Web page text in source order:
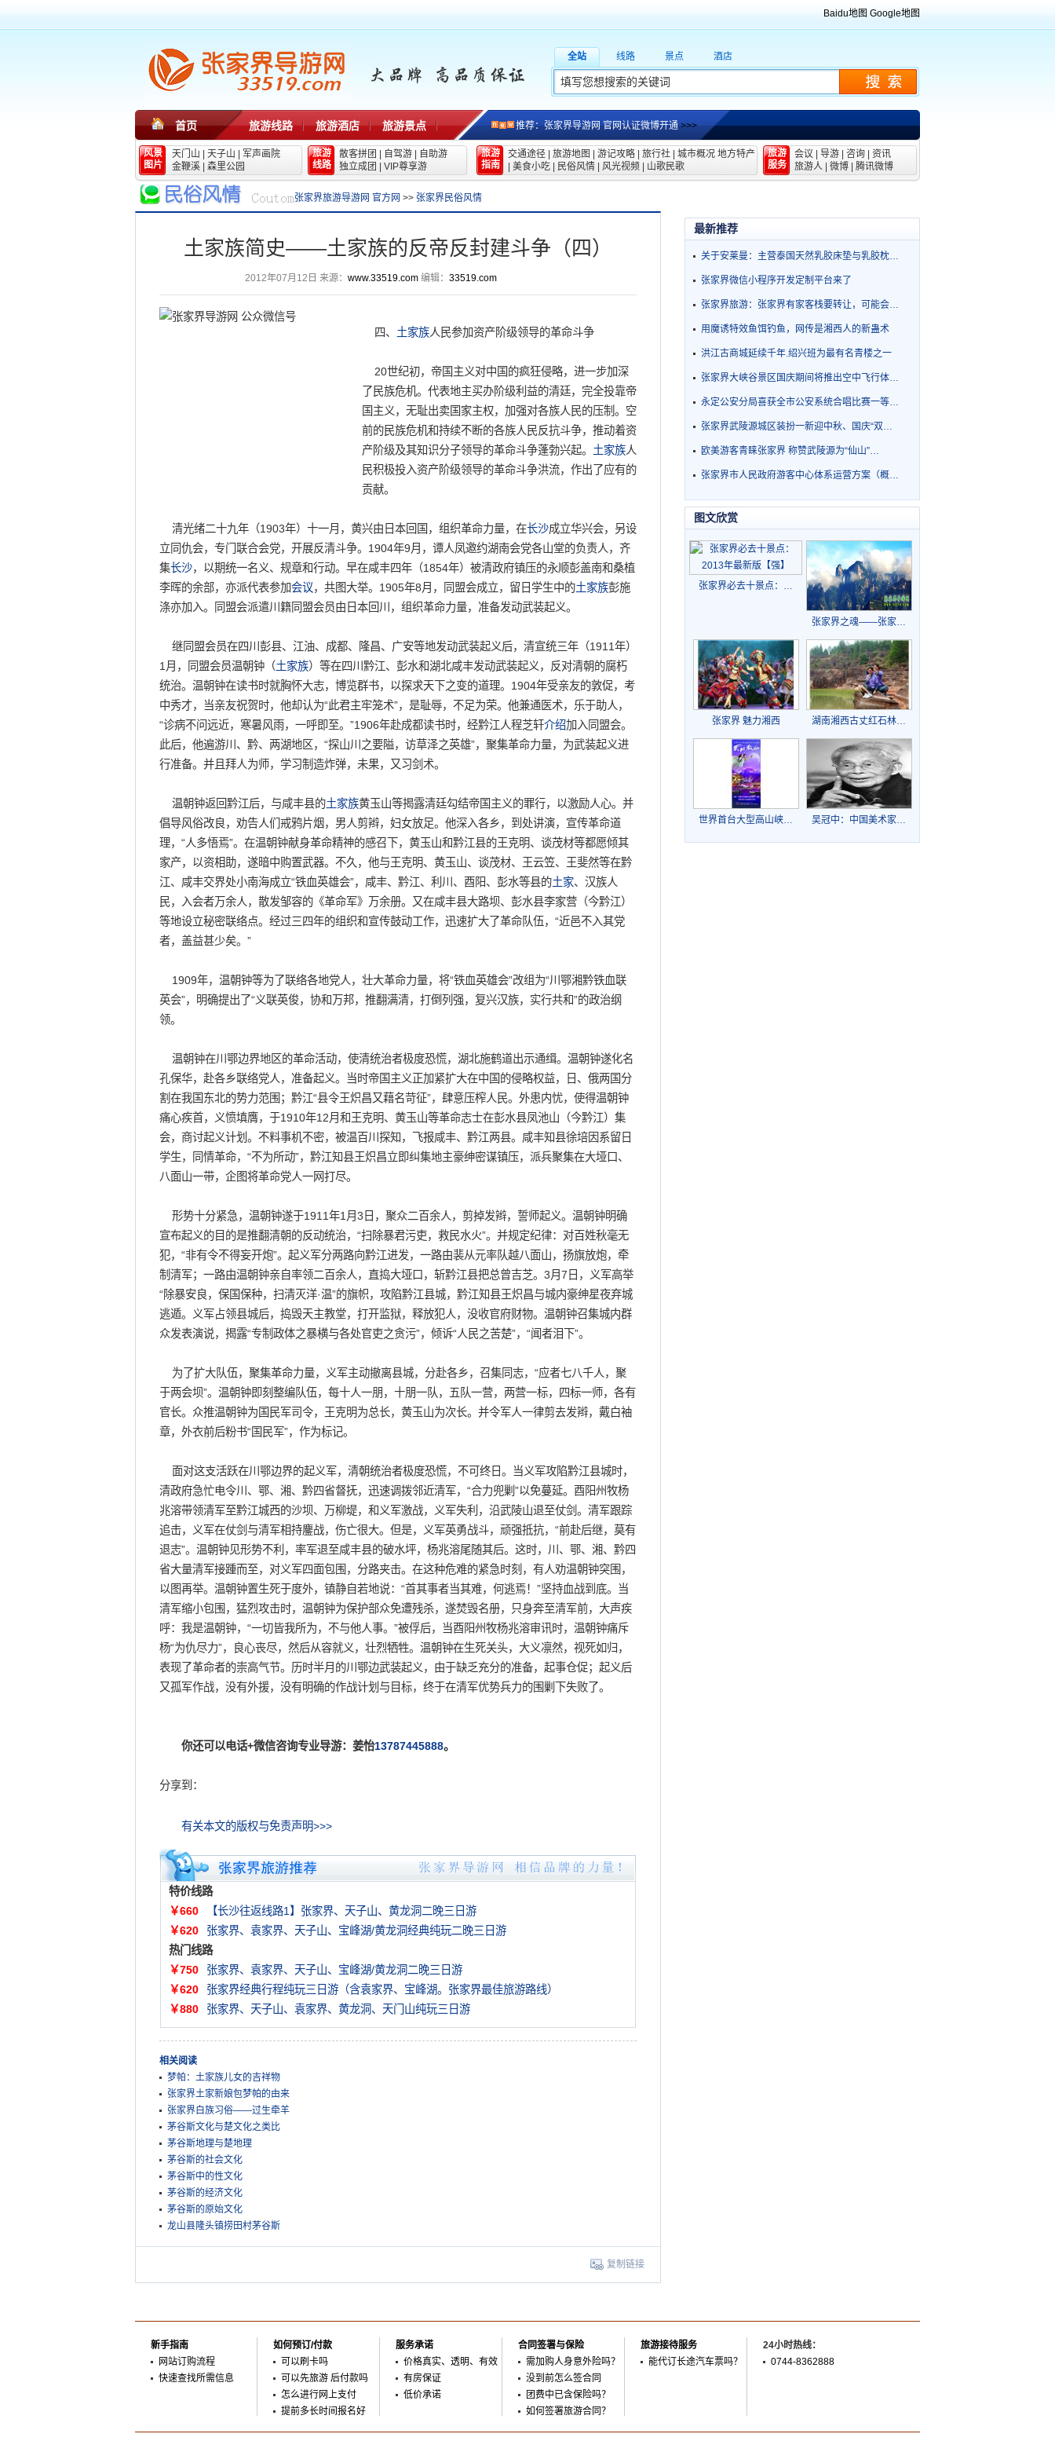
Baidu地图 Google地图
全站 线路 景点 酒店
首页 旅游线路 旅游酒店 旅游景点 推荐：张家界导游网 官网认证微博开通>>>
风景
图片
天门山 天子山
军声画院
金鞭溪
森里公园
旅游
线路
散客拼团 自驾游
自助游
独立成团
VIP尊享游
旅游
指南
交通途径 旅游地图 游记攻略 旅行社 城市概况 地方特产
美食小吃 民俗风情 风光视频 山歌民歌
旅游
服务
会议 导游 咨询
资讯
旅游人
微博 腾讯微博
张家界旅游导游网 官方网 >> 张家界民俗风情
土家族简史——土家族的反帝反封建斗争（四）
2012年07月12日 来源： www.33519.com编辑： 33519.com
四、 土家族人民参加资产阶级领导的革命斗争
20世纪初，帝国主义对中国的疯狂侵略，进一步加深
了民族危机。代表地主买办阶级利益的清廷，完全投靠帝
国主义，无耻出卖国家主权，加强对各族人民的压制。空
前的民族危机和持续不断的各族人民反抗斗争，推动着资
产阶级及其知识分子领导的革命斗争蓬勃兴起。 土家族人
民积极投入资产阶级领导的革命斗争洪流，作出了应有的
贡献。
清光绪二十九年（1903年）十一月，黄兴由日本回国，组织革命力量，在长沙成立华兴会，另设
立同仇会，专门联合会党，开展反清斗争。1904年9月，谭人凤邀约湖南会党各山堂的负责人，齐
集长沙，以期统一名义、规章和行动。早在咸丰四年（1854年）被清政府镇压的永顺彭盖南和桑植
李晖的余部，亦派代表参加会议，共图大举。1905年8月，同盟会成立，留日学生中的土家族彭施
涤亦加入。同盟会派遣川籍同盟会员由日本回川，组织革命力量，准备发动武装起义。
继同盟会员在四川彭县、江油、成都、隆昌、广安等地发动武装起义后，清宣统三年（1911年）
1月，同盟会员温朝钟（土家族）等在四川黔江、彭水和湖北咸丰发动武装起义，反对清朝的腐朽
统治。温朝钟在读书时就胸怀大志，博览群书，以探求天下之变的道理。1904年受亲友的敦促，考
中秀才，当亲友祝贺时，他却认为“此君主牢笼术”，是耻辱，不足为荣。他兼通医术，乐于助人，
“诊病不问远近，寒暑风雨，一呼即至。”1906年赴成都读书时，经黔江人程芝轩介绍加入同盟会。
此后，他遍游川、黔、两湖地区，“探山川之要隘，访草泽之英雄”，聚集革命力量，为武装起义进
行准备。并且拜人为师，学习制造炸弹，未果，又习剑术。
温朝钟返回黔江后，与咸丰县的土家族黄玉山等揭露清廷勾结帝国主义的罪行，以激励人心。并
倡导风俗改良，劝告人们戒鸦片烟，男人剪辫，妇女放足。他深入各乡，到处讲演，宣传革命道
理，“人多悟焉”。在温朝钟献身革命精神的感召下，黄玉山和黔江县的王克明、谈茂材等都愿倾其
家产，以资相助，遂暗中购置武器。不久，他与王克明、黄玉山、谈茂材、王云笠、王斐然等在黔
江、咸丰交界处小南海成立“铁血英雄会”，咸丰、黔江、利川、酉阳、彭水等县的土家、汉族人
民，入会者万余人，散发邹容的《革命军》万余册。又在咸丰县大路坝、彭水县李家营（今黔江）
等地设立秘密联络点。经过三四年的组织和宣传鼓动工作，迅速扩大了革命队伍，“近邑不入其党
者，盖益甚少矣。”
1909年，温朝钟等为了联络各地党人，壮大革命力量，将“铁血英雄会”改组为“川鄂湘黔铁血联
英会”，明确提出了“义联英俊，协和万邦，推翻满清，打倒列强，复兴汉族，实行共和”的政治纲
领。
温朝钟在川鄂边界地区的革命活动，使清统治者极度恐慌，湖北施鹤道出示通缉。温朝钟遂化名
孔保华，赴各乡联络党人，准备起义。当时帝国主义正加紧扩大在中国的侵略权益，日、俄两国分
割在我国东北的势力范围；黔江“县令王炽昌又藉名苛征”，肆意压榨人民。外患内忧，使得温朝钟
痛心疾首，义愤填膺，于1910年12月和王克明、黄玉山等革命志士在彭水县凤池山（今黔江）集
会，商讨起义计划。不料事机不密，被温百川探知，飞报咸丰、黔江两县。咸丰知县徐培因系留日
学生，同情革命，“不为所动”，黔江知县王炽昌立即纠集地主豪绅密谋镇压，派兵聚集在大垭口、
八面山一带，企图将革命党人一网打尽。
形势十分紧急，温朝钟遂于1911年1月3日，聚众二百余人，剪掉发辫，誓师起义。温朝钟明确
宣布起义的目的是推翻清朝的反动统治，“扫除暴君污吏，救民水火”。并规定纪律：对百姓秋毫无
犯，“非有令不得妄开炮”。起义军分两路向黔江进发，一路由裴从元率队越八面山，扬旗放炮，牵
制清军；一路由温朝钟亲自率领二百余人，直捣大垭口，斩黔江县把总曾吉芝。3月7日，义军高举
“除暴安良，保国保种，扫清灭洋·温”的旗帜，攻陷黔江县城，黔江知县王炽昌与城内豪绅星夜弃城
逃遁。义军占领县城后，捣毁天主教堂，打开监狱，释放犯人，没收官府财物。温朝钟召集城内群
众发表演说，揭露“专制政体之暴横与各处官吏之贪污”，倾诉“人民之苦楚”，“闻者泪下”。
为了扩大队伍，聚集革命力量，义军主动撤离县城，分赴各乡，召集同志，“应者七八千人，聚
于两会坝”。温朝钟即刻整编队伍，每十人一朋，十朋一队，五队一营，两营一标，四标一师，各有
官长。众推温朝钟为国民军司令，王克明为总长，黄玉山为次长。并令军人一律剪去发辫，戴白袖
章，外衣前后粉书“国民军”，作为标记。
面对这支活跃在川鄂边界的起义军，清朝统治者极度恐慌，不可终日。当义军攻陷黔江县城时，
清政府急忙电令川、鄂、湘、黔四省督抚，迅速调拨邻近清军，“合力兜剿”以免蔓延。酉阳州牧杨
兆溶带领清军至黔江城西的沙坝、万柳堤，和义军激战，义军失利，沿武陵山退至仗剑。清军跟踪
追击，义军在仗剑与清军相持鏖战，伤亡很大。但是，义军英勇战斗，顽强抵抗，“前赴后继，莫有
退志”。温朝钟见形势不利，率军退至咸丰县的破水坪，杨兆溶尾随其后。这时，川、鄂、湘、黔四
省大量清军接踵而至，对义军四面包围，分路夹击。在这种危难的紧急时刻，有人劝温朝钟突围，
以图再举。温朝钟置生死于度外，镇静自若地说：“首其事者当其难，何逃焉！”坚持血战到底。当
清军缩小包围，猛烈攻击时，温朝钟为保护部众免遭残杀，遂焚毁名册，只身奔至清军前，大声疾
呼：我是温朝钟，“一切皆我所为，不与他人事。”被俘后，当酉阳州牧杨兆溶审讯时，温朝钟痛斥
杨“为仇尽力”，良心丧尽，然后从容就义，壮烈牺牲。温朝钟在生死关头，大义凛然，视死如归，
表现了革命者的崇高气节。历时半月的川鄂边武装起义，由于缺乏充分的准备，起事仓促；起义后
又孤军作战，没有外援，没有明确的作战计划与目标，终于在清军优势兵力的围剿下失败了。
你还可以电话+微信咨询专业导游：姜怡13787445888。
分享到：
有关本文的版权与免责声明>>>
特价线路
￥660
【长沙往返线路1】张家界、天子山、黄龙洞二晚三日游
￥620
张家界、袁家界、天子山、宝峰湖/黄龙洞经典纯玩二晚三日游
热门线路
￥750
张家界、袁家界、天子山、宝峰湖/黄龙洞二晚三日游
￥620
张家界经典行程纯玩三日游（含袁家界、宝峰湖。张家界最佳旅游路线）
￥880
张家界、天子山、袁家界、黄龙洞、天门山纯玩三日游
相关阅读
梦帕：土家族儿女的吉祥物
张家界土家新娘包梦帕的由来
张家界白族习俗——过生牵羊
茅谷斯文化与楚文化之类比
茅谷斯地理与楚地理
茅谷斯的社会文化
茅谷斯中的性文化
茅谷斯的经济文化
茅谷斯的原始文化
龙山县隆头镇捞田村茅谷斯
复制链接
最新推荐
关于安莱曼：主营泰国天然乳胶床垫与乳胶枕…
张家界微信小程序开发定制平台来了
张家界旅游：张家界有家客栈要转让，可能会…
用魔诱特效鱼饵钓鱼，网传是湘西人的新蛊术
洪江古商城延续千年.绍兴班为最有名青楼之一
张家界大峡谷景区国庆期间将推出空中飞行体…
永定公安分局喜获全市公安系统合唱比赛一等…
张家界武陵源城区装扮一新迎中秋、国庆“双…
欧美游客青睐张家界 称赞武陵源为“仙山”…
张家界市人民政府游客中心体系运营方案（概…
图文欣赏
张家界必去十景点：…
张家界之魂——张家…
张家界 魅力湘西 湖南湘西古丈红石林…
世界首台大型高山峡… 吴冠中：中国美术家…
新手指南
网站订购流程
快速查找所需信息
如何预订/付款
可以刷卡吗
可以先旅游 后付款吗
怎么进行网上支付
提前多长时间报名好
服务承诺
价格真实、透明、有效
有房保证
低价承诺
合同签署与保险
需加购人身意外险吗？
没到前怎么签合同
团费中已含保险吗？
如何签署旅游合同？
旅游接待服务
能代订长途汽车票吗？
24小时热线：
0744-8362888